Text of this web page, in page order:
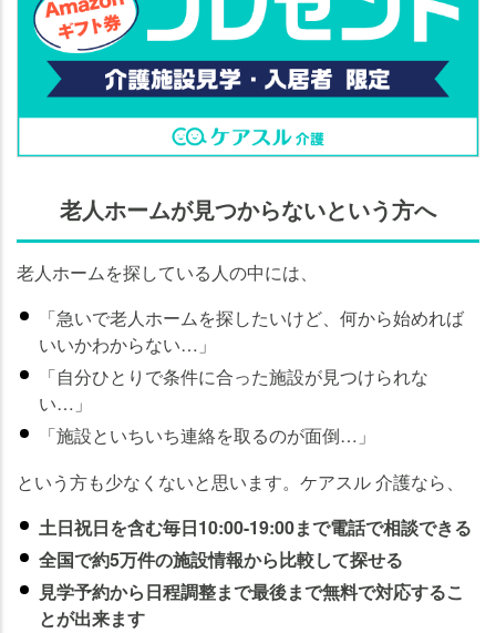
老人ホームが見つからないという方へ
老人ホームを探している人の中には、
「急いで老人ホームを探したいけど、何から始めれば
いいかわからない…」
「自分ひとりで条件に合った施設が見つけられな
い…」
「施設といちいち連絡を取るのが面倒…」
という方も少なくないと思います。ケアスル 介護なら、
土日祝日を含む毎日10:00-19:00まで電話で相談できる
全国で約5万件の施設情報から比較して探せる
見学予約から日程調整まで最後まで無料で対応するこ
とが出来ます